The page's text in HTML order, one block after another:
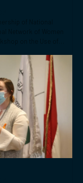
of National
Network of Women
on the Use of
and for Monitoring,
Peace, and